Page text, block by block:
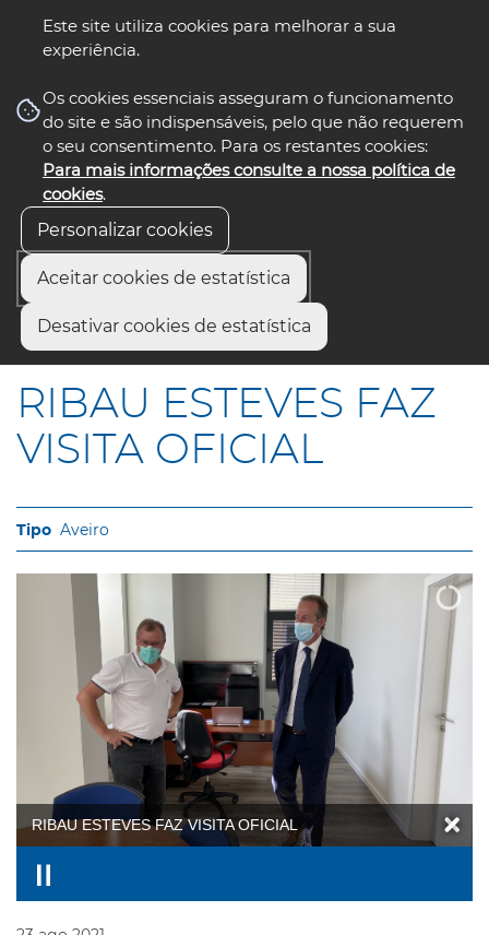
Este site utiliza cookies para melhorar a sua
experiência.
Os cookies essenciais asseguram o funcionamento
do site e são indispensáveis, pelo que não requerem
o seu consentimento. Para os restantes cookies:
Para mais informações consulte a nossa política de
cookies.
Personalizar cookies
Aceitar cookies de estatística
Desativar cookies de estatística
nos select language
Início
RIBAU ESTEVES FAZ VISITA OFICIAL
RIBAU ESTEVES FAZ
VISITA OFICIAL
Aveiro
RIBAU ESTEVES FAZ VISITA OFICIAL